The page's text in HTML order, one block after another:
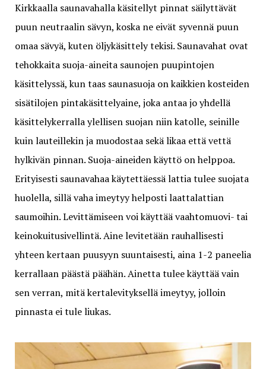
Kirkkaalla saunavahalla käsitellyt pinnat säilyttävät
puun neutraalin sävyn, koska ne eivät syvennä puun
omaa sävyä, kuten öljykäsittely tekisi. Saunavahat ovat
tehokkaita suoja-aineita saunojen puupintojen
käsittelyssä, kun taas saunasuoja on kaikkien kosteiden
sisätilojen pintakäsittelyaine, joka antaa jo yhdellä
käsittelykerralla ylellisen suojan niin katolle, seinille
kuin lauteillekin ja muodostaa sekä likaa että vettä
hylkivän pinnan. Suoja-aineiden käyttö on helppoa.
Erityisesti saunavahaa käytettäessä lattia tulee suojata
huolella, sillä vaha imeytyy helposti laattalattian
saumoihin. Levittämiseen voi käyttää vaahtomuovi- tai
keinokuitusivellintä. Aine levitetään rauhallisesti
yhteen kertaan puusyyn suuntaisesti, aina 1-2 paneelia
kerrallaan päästä päähän. Ainetta tulee käyttää vain
sen verran, mitä kertalevityksellä imeytyy, jolloin
pinnasta ei tule liukas.